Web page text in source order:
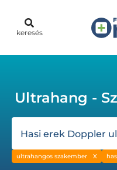
keresés
Ultrahang -
ultrahangos szakember